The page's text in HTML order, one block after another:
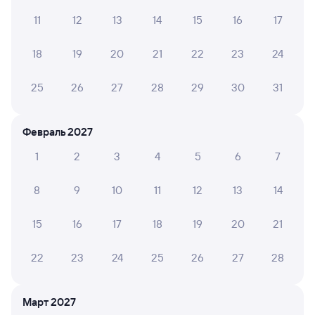
Онлайн-возврат билетов без очереди в кассу
Выбор любимых мест на схемах вагонов
покупке
6
18 июля 2026 • Поезд 121В
На первые сутки сломался кондиционер. Больше
суток мучились в жаре, так и не починили. Вагон
11 12 13 14 15 16 17
18 19 20 21 22 23 24
25 26 27 28 29 30 31
Февраль 2027
1
2 3 4 5 6 7
8 9 10 11 12 13 14
15 16 17 18 19 20 21
22 23 24 25 26 27 28
Март 2027